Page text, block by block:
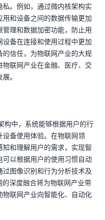
。例如，通过微内核架构实
和设备之间的数据传输更加
理和数据加密功能，防止用
备在连接和使用过程中更加
信任，为物联网产业的大规
联网产业在金融、医疗、交
。
构中，系统能够根据用户的行
备使用体验。在物联网领
和理解用户的需求，实现智
以根据用户的使用习惯自动
图像识别和行为分析技术及
深度融合将为物联网产业带
联网产业向智能化、自动化